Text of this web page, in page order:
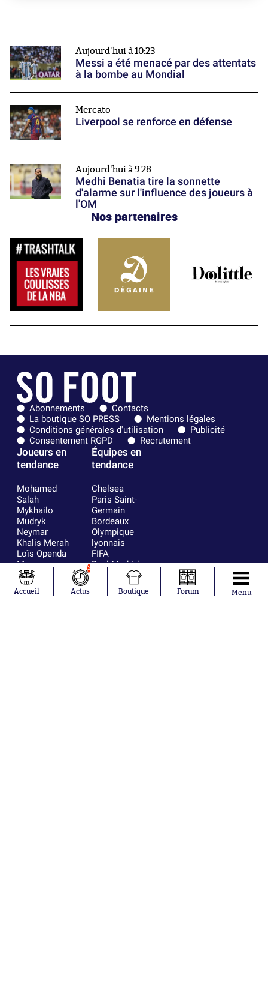
Aujourd'hui à 10:23
Messi a été menacé par des attentats
à la bombe au Mondial
Mercato
Liverpool se renforce en défense
Aujourd'hui à 9:28
Medhi Benatia tire la sonnette
d'alarme sur l'influence des joueurs à
l'OM
Nos partenaires
Abonnements
Contacts
La boutique SO PRESS
Mentions légales
Conditions générales d'utilisation
Publicité
Consentement RGPD
Recrutement
Joueurs en
tendance
Mohamed
Salah
Mykhailo
Mudryk
Neymar
Khalis Merah
Loïs Openda
Moussa
Niakhaté
Nicolás
Tagliafico
Équipes en
tendance
Chelsea
Paris Saint-
Germain
Bordeaux
Olympique
lyonnais
FIFA
Real Madrid
RC Strasbourg
AC Milan
France
Accueil
5
Actus Boutique Forum Menu